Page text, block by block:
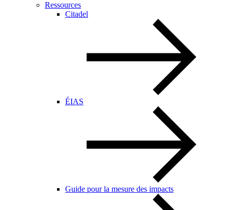
Ressources
Citadel
ÉIAS
Guide pour la mesure des impacts